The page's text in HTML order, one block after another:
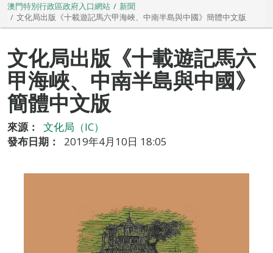
澳門特別行政區政府入口網站
新聞
文化局出版《十載遊記馬六甲海峽、中南半島與中國》簡體中文版
文化局出版《十載遊記馬六
甲海峽、中南半島與中國》
簡體中文版
來源：
文化局（IC）
發布日期：
2019年4月10日 18:05